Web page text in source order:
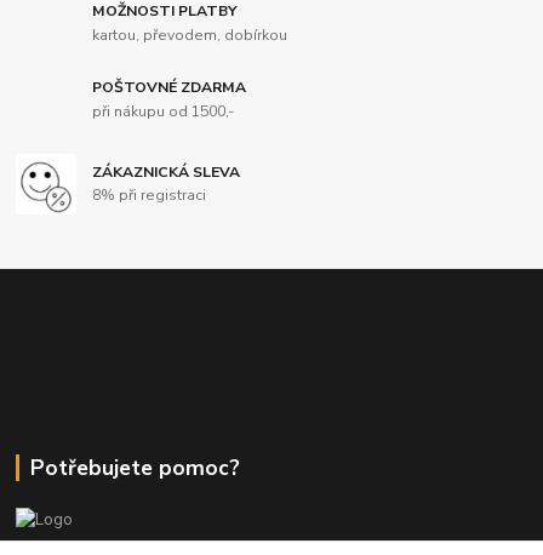
MOŽNOSTI PLATBY
kartou, převodem, dobírkou
POŠTOVNÉ ZDARMA
při nákupu od 1500,-
ZÁKAZNICKÁ SLEVA
8% při registraci
Potřebujete pomoc?